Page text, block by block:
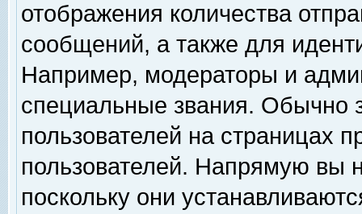
отображения количества
сообщений, а также для
Например, модераторы и
специальные звания. Обычно
пользователей на страницах
пользователей. Напрямую вы
поскольку они